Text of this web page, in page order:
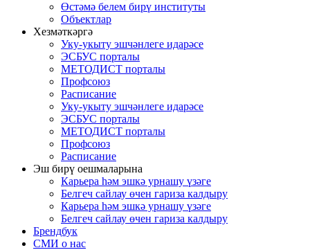
Өстәмә белем бирү институты
Объектлар
Хезмәткәргә
Уку-укыту эшчәнлеге идарәсе
ЭСБУС порталы
МЕТОДИСТ порталы
Профсоюз
Расписание
Уку-укыту эшчәнлеге идарәсе
ЭСБУС порталы
МЕТОДИСТ порталы
Профсоюз
Расписание
Эш бирү оешмаларына
Карьера һәм эшкә урнашу үзәге
Белгеч сайлау өчен гариза калдыру
Карьера һәм эшкә урнашу үзәге
Белгеч сайлау өчен гариза калдыру
Брендбук
СМИ о нас